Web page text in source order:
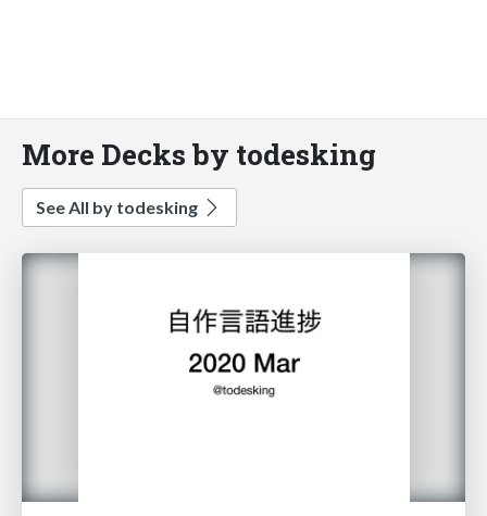
More Decks by todesking
See All by todesking